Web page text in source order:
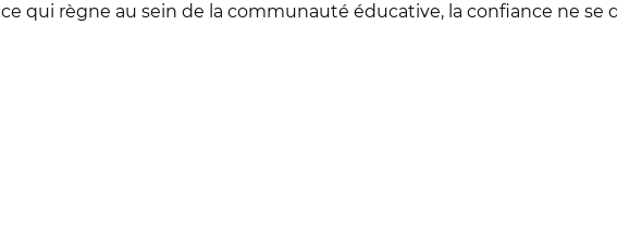
qui règne au sein de la communauté éducative, la confiance ne se